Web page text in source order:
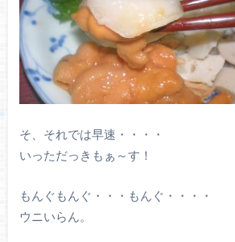
そ、それでは早速・・・・
いっただっきもぁ～す！
もんぐもんぐ・・・もんぐ・・・・
ウニいらん。